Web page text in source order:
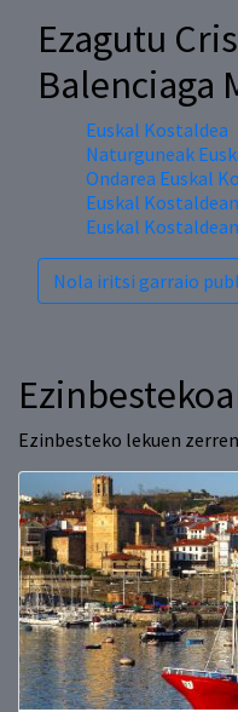
Ezagutu
Balenciaga
Euskal Kostaldea
Naturguneak
Ondarea Euskal
Euskal
Euskal
Nola iritsi garraio
Ezinbesteko lekuen